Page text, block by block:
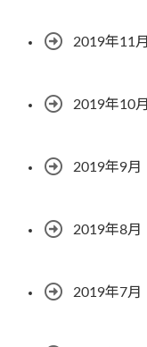
2019年11月
2019年10月
2019年9月
2019年8月
2019年7月